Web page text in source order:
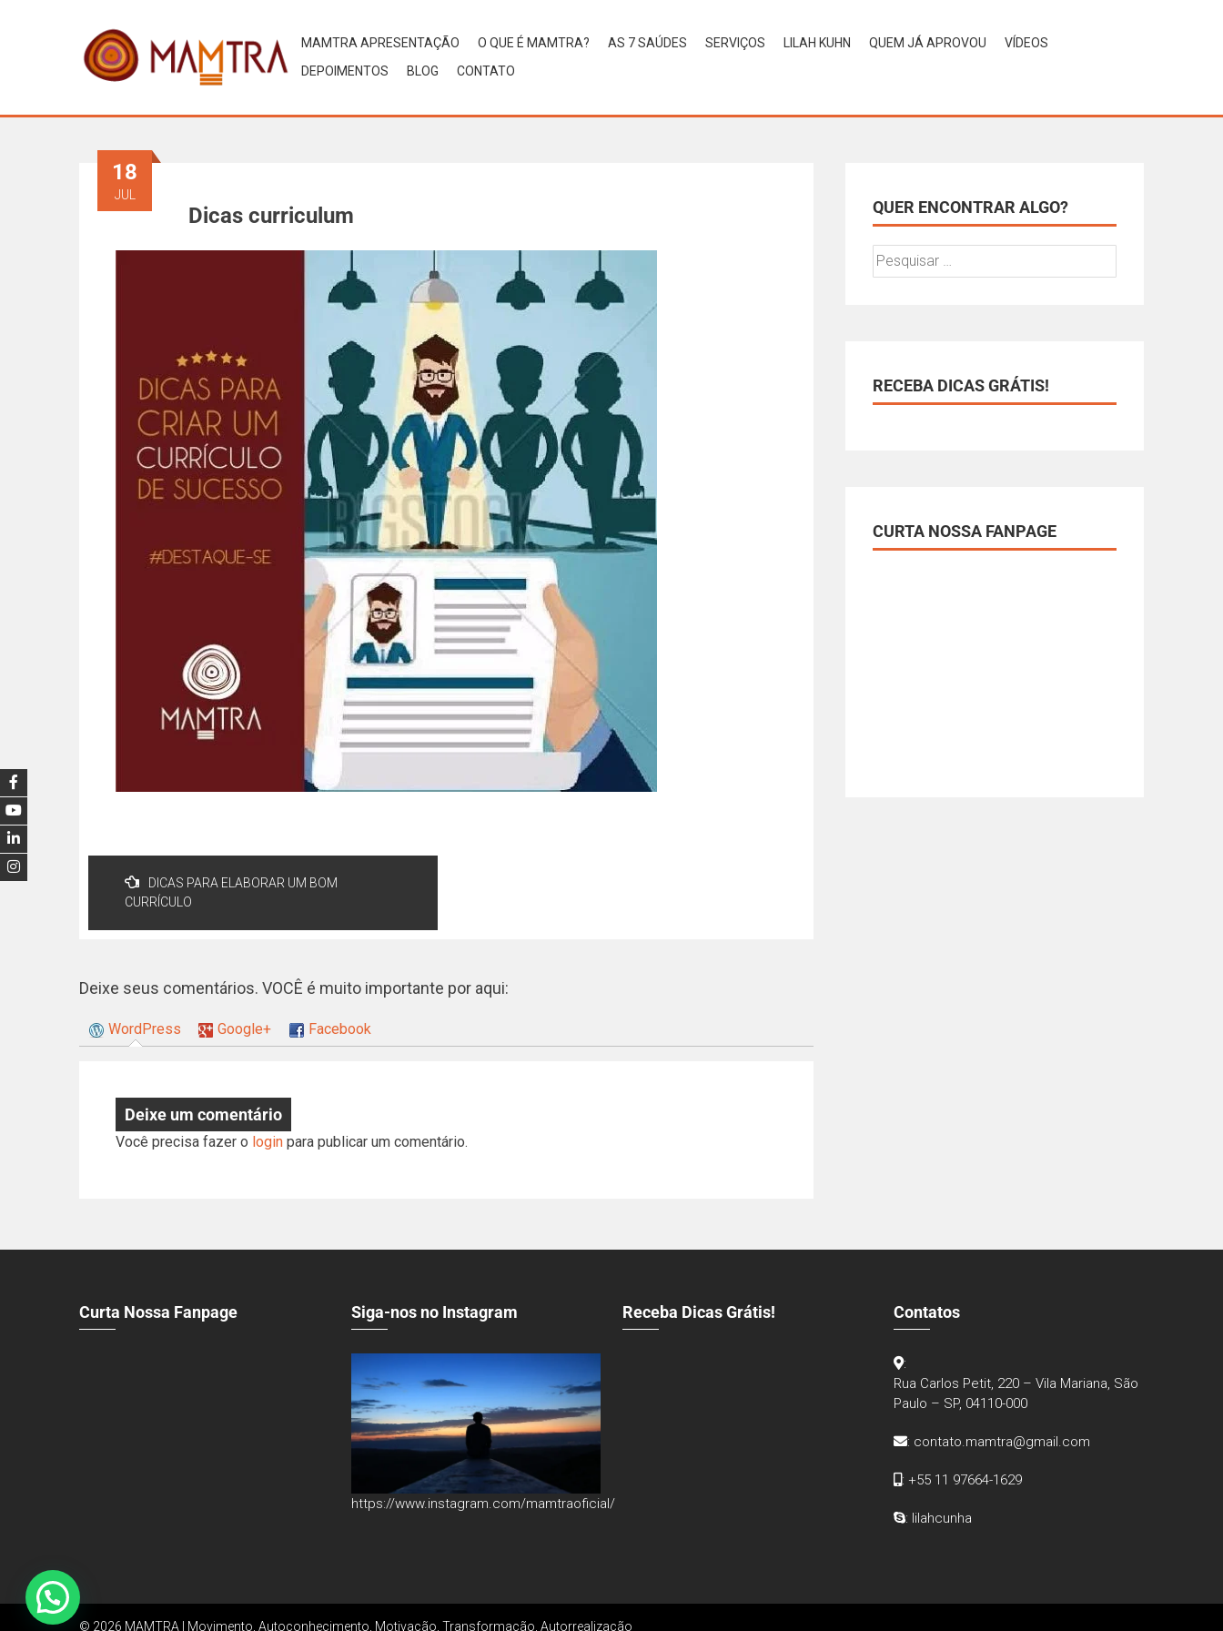
MAMTRA APRESENTAÇÃO O QUE É MAMTRA? AS 7 SAÚDES SERVIÇOS LILAH KUHN QUEM JÁ APROVOU
VÍDEOS
DEPOIMENTOS
BLOG CONTATO
Dicas curriculum
18
JUL
DICAS PARA ELABORAR UM BOM
CURRÍCULO
Deixe seus comentários. VOCÊ é muito importante por aqui:
WordPress Google+ Facebook
Deixe um comentário
Você precisa fazer o login para publicar um comentário.
QUER ENCONTRAR ALGO?
RECEBA DICAS GRÁTIS!
CURTA NOSSA FANPAGE
Curta Nossa Fanpage Siga-nos no Instagram
https://www.instagram.com/mamtraoficial/
Receba Dicas Grátis! Contatos
:
Rua Carlos Petit, 220 – Vila Mariana, São
Paulo – SP, 04110-000
: contato.mamtra@gmail.com
: +55 11 97664-1629
: lilahcunha
© 2026 MAMTRA | Movimento, Autoconhecimento, Motivação, Transformação, Autorrealização